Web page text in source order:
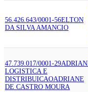
56.426.643/0001-56ELTON
DA SILVA AMANCIO
47.739.017/0001-29
LOGISTICA E
DISTRIBUICAOADRIANE
DE CASTRO MOURA